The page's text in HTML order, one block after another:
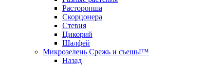
Расторопша
Скорцонера
Стевия
Цикорий
Шалфей
Микрозелень Срежь и съешь!™
Назад